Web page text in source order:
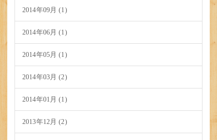
2014年09月 (1)
2014年06月 (1)
2014年05月 (1)
2014年03月 (2)
2014年01月 (1)
2013年12月 (2)